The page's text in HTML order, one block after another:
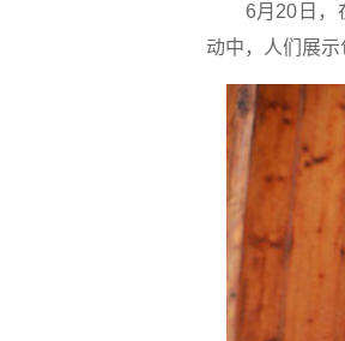
6月20日，
动中，人们展示